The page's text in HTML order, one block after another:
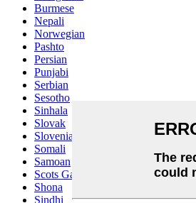
Burmese
Nepali
Norwegian
Pashto
Persian
Punjabi
Serbian
Sesotho
Sinhala
Slovak
Slovenian
Somali
Samoan
Scots Gaelic
Shona
Sindhi